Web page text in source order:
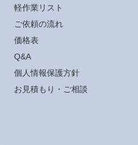
軽作業リスト
ご依頼の流れ
価格表
Q&A
個人情報保護方針
お見積もり・ご相談